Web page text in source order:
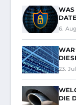
WAS
6.
23.
DIE